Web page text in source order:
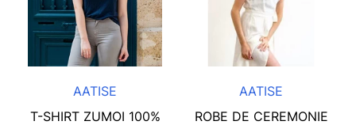
AATISE
T-SHIRT ZUMOI 100%
AATISE
ROBE DE CEREMONIE